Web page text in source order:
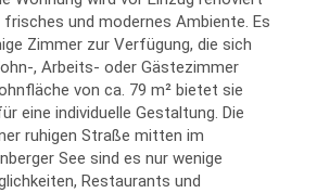
und modernes Ambiente. Es
Zimmer zur Verfügung, die sich
, Arbeits- oder Gästezimmer
von ca. 79 m² bietet sie
eine individuelle Gestaltung. Die
ruhigen Straße mitten im
See sind es nur wenige
Restaurants und